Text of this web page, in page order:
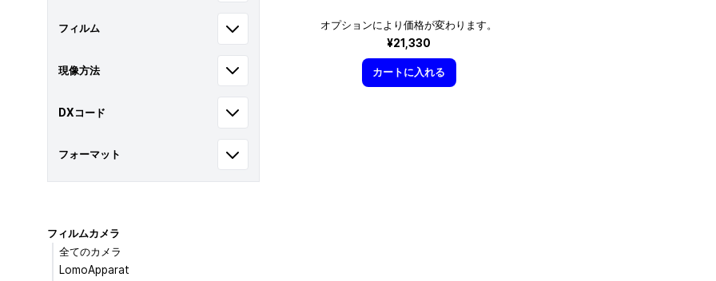
フィルム
現像方法
DXコード
フォーマット
オプションにより価格が変わります。
¥21,330
カートに入れる
フィルムカメラ
全てのカメラ
LomoApparat